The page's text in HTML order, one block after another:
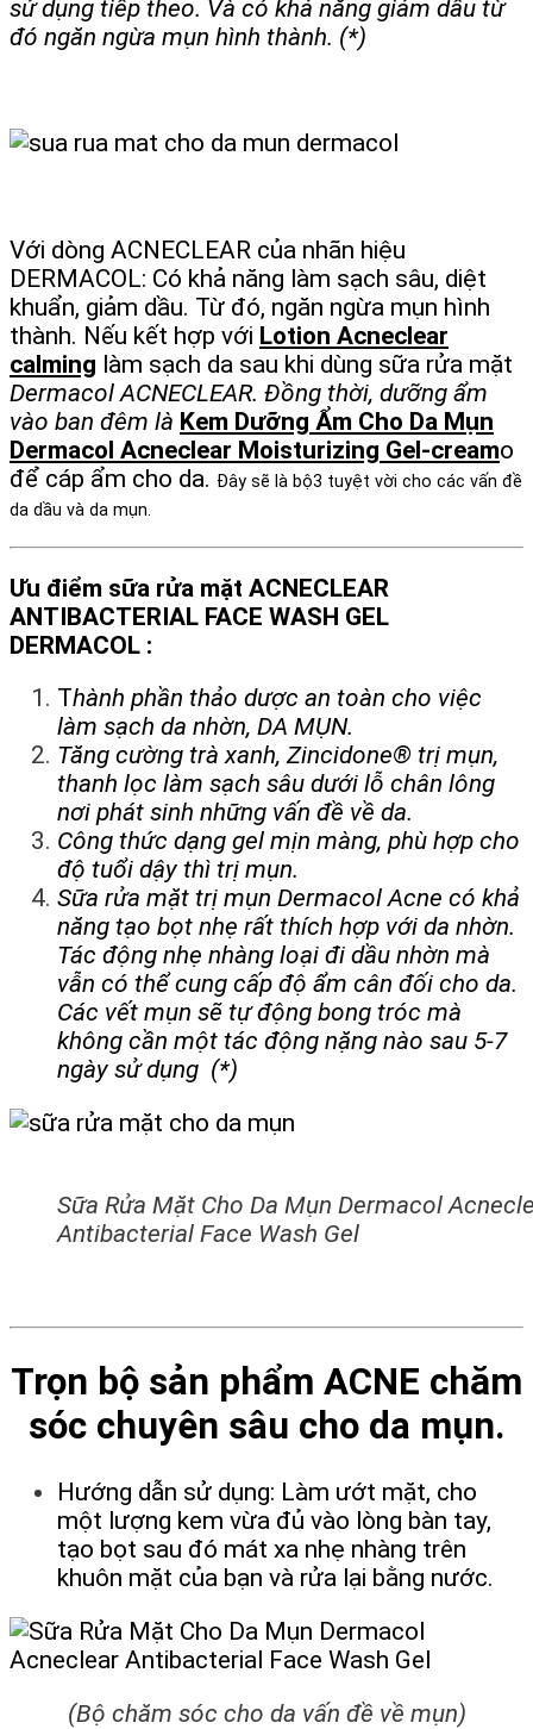
sử dụng tiếp theo. Và có khả năng giảm dầu từ
đó ngăn ngừa mụn hình thành. (*)
Với dòng ACNECLEAR của nhãn hiệu
DERMACOL: Có khả năng làm sạch sâu, diệt
khuẩn, giảm dầu. Từ đó, ngăn ngừa mụn hình
thành. Nếu kết hợp với Lotion Acneclear
calming làm sạch da sau khi dùng sữa rửa mặt
Dermacol ACNECLEAR. Đồng thời, dưỡng ẩm
vào ban đêm là Kem Dưỡng Ẩm Cho Da Mụn
Dermacol Acneclear Moisturizing Gel-creamo
để cáp ẩm cho da. Đây sẽ là bộ3 tuyệt vời cho các vấn đề
da dầu và da mụn.
Ưu điểm sữa rửa mặt ACNECLEAR
ANTIBACTERIAL FACE WASH GEL
DERMACOL :
Thành phần thảo dược an toàn cho việc
làm sạch da nhờn, DA MỤN.
Tăng cường trà xanh, Zincidone® trị mụn,
thanh lọc làm sạch sâu dưới lỗ chân lông
nơi phát sinh những vấn đề về da.
Công thức dạng gel mịn màng, phù hợp cho
độ tuổi dậy thì trị mụn.
Sữa rửa mặt trị mụn Dermacol Acne có khả
năng tạo bọt nhẹ rất thích hợp với da nhờn.
Tác động nhẹ nhàng loại đi dầu nhờn mà
vẫn có thể cung cấp độ ẩm cân đối cho da.
Các vết mụn sẽ tự động bong tróc mà
không cần một tác động nặng nào sau 5-7
ngày sử dụng (*)
Sữa Rửa Mặt Cho Da Mụn Dermacol
Antibacterial Face Wash Gel
Trọn bộ sản phẩm ACNE chăm
sóc chuyên sâu cho da mụn.
Hướng dẫn sử dụng: Làm ướt mặt, cho
một lượng kem vừa đủ vào lòng bàn tay,
tạo bọt sau đó mát xa nhẹ nhàng trên
khuôn mặt của bạn và rửa lại bằng nước.
(Bộ chăm sóc cho da vấn đề về mụn)